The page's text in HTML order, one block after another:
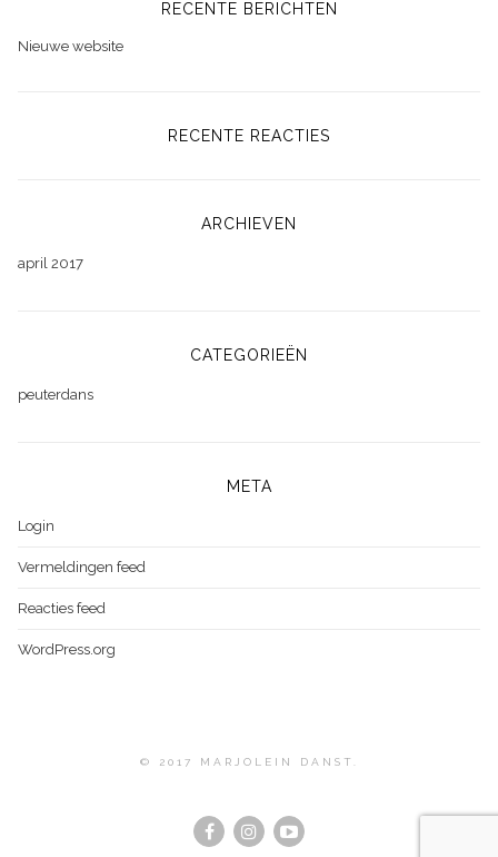
RECENTE BERICHTEN
Nieuwe website
RECENTE REACTIES
ARCHIEVEN
april 2017
CATEGORIEËN
peuterdans
META
Login
Vermeldingen feed
Reacties feed
WordPress.org
© 2017 MARJOLEIN DANST.